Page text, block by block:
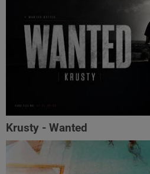
Krusty - Wanted